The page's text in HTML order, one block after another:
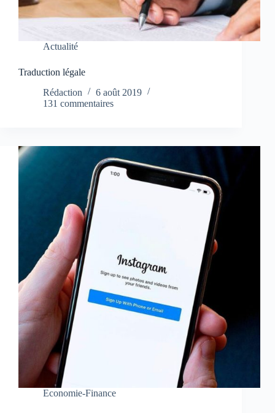
Actualité
Traduction légale
Rédaction
6 août 2019
131 commentaires
Economie-Finance